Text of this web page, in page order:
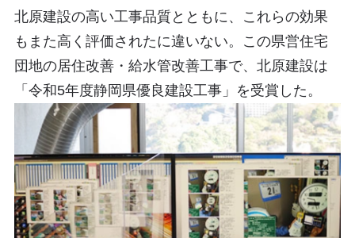
北原建設の高い工事品質とともに、これらの効果
もまた高く評価されたに違いない。この県営住宅
団地の居住改善・給水管改善工事で、北原建設は
「令和5年度静岡県優良建設工事」を受賞した。